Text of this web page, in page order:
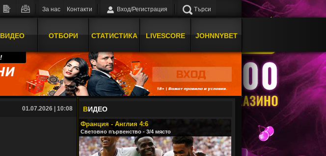
За нас Контакти Вход/Регистрация Търси
ВИДЕО ОТБОРИ СТАТИСТИКА LIVESCORE JOHNNYBET
01.07.2026 | 10:08 ВИДЕО
Франция - Англия 4:6
Световно първенство - 3/4 място